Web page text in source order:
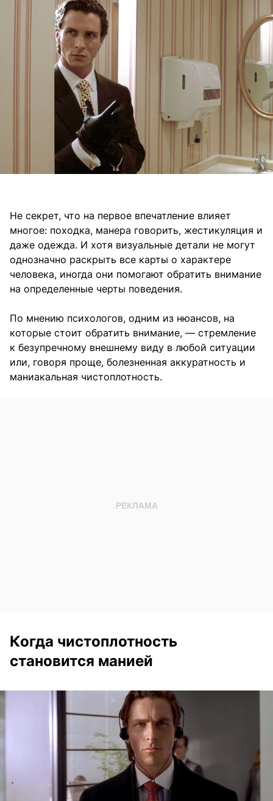
Не секрет, что на первое впечатление влияет
многое: походка, манера говорить, жестикуляция и
даже одежда. И хотя визуальные детали не могут
однозначно раскрыть все карты о характере
человека, иногда они помогают обратить внимание
на определенные черты поведения.
По мнению психологов, одним из нюансов, на
которые стоит обратить внимание, — стремление
к безупречному внешнему виду в любой ситуации
или, говоря проще, болезненная аккуратность и
маниакальная чистоплотность.
Когда чистоплотность
становится манией